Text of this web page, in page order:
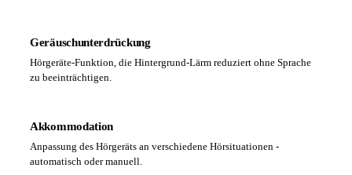
Geräuschunterdrückung
Hörgeräte-Funktion, die Hintergrund-Lärm reduziert ohne Sprache
zu beeinträchtigen.
Akkommodation
Anpassung des Hörgeräts an verschiedene Hörsituationen -
automatisch oder manuell.